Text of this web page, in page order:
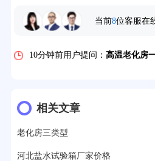
当前8位客服在
7分钟前用户提问： 老化房安全
10分钟前用户提问： 高温老化房
13分钟前用户提问：
15分钟前用户提问：
17分钟前用户提问：步入式老化
相关文章
老化房三类型
河北盐水试验箱厂家价格